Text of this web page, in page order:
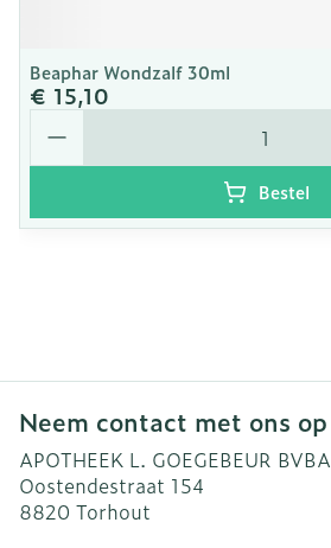
Beaphar Wondzalf 30ml
€ 15,10
Aantal
Bestel
Neem contact met ons op
APOTHEEK L. GOEGEBEUR BVBA
Oostendestraat 154
8820 Torhout